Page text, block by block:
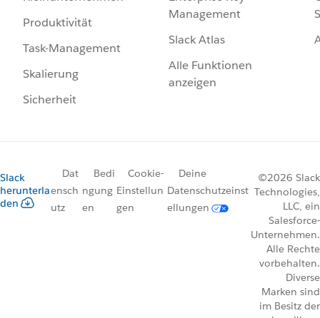
Produktivität
Task-Management
Skalierung
Sicherheit
Management
Slack Atlas
Alle Funktionen
anzeigen
Slack
herunterla
den
Dat
ensch
utz
Bedi
ngung
en
Cookie-
Einstellun
gen
Deine
Datenschutzeinst
ellungen
©2026 Slack
Technologies,
LLC, ein
Salesforce-
Unternehmen.
Alle Rechte
vorbehalten.
Diverse
Marken sind
im Besitz der